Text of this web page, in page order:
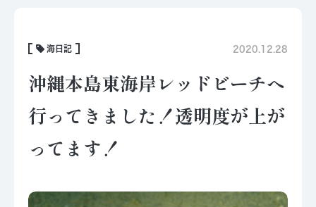
海日記 2020.12.28
沖縄本島東海岸レッドビーチへ
行ってきました！透明度が上が
ってます！